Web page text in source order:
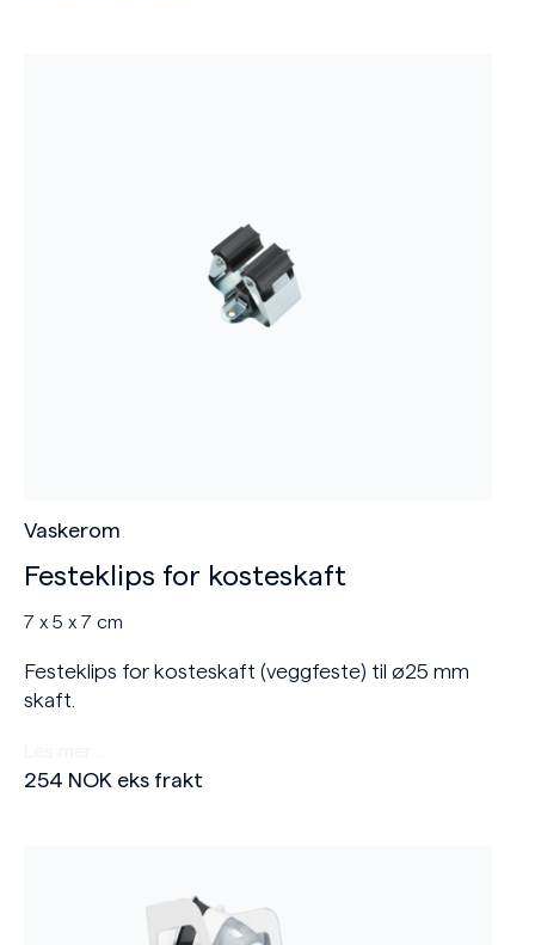
Vaskerom
Festeklips for kosteskaft
7 x 5 x 7 cm
Festeklips for kosteskaft (veggfeste) til ø25 mm
skaft.
254 NOK eks frakt